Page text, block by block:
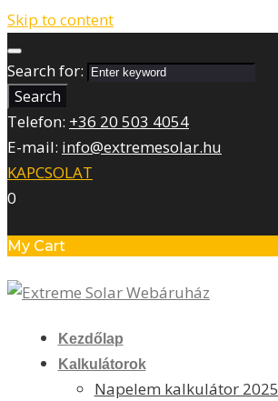
Skip to content
Search for:
Search
Telefon: +36 20 503 4054
E-mail: info@extremesolar.hu
KAPCSOLAT
0
My Cart
Kezdőlap
Kalkulátorok
Napelem kalkulátor 2025